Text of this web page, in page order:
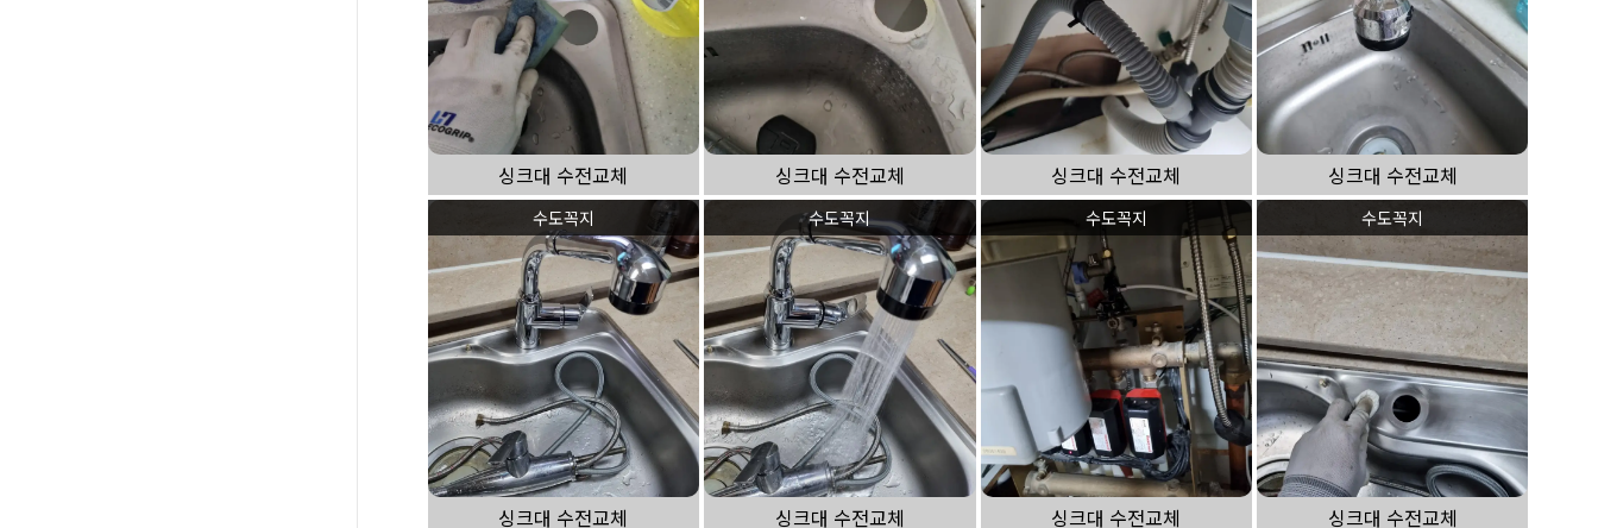
싱크대 수전교체 싱크대 수전교체 싱크대 수전교체 싱크대 수전교체
수도꼭지
싱크대 수전교체
수도꼭지
싱크대 수전교체
수도꼭지
싱크대 수전교체
수도꼭지
싱크대 수전교체